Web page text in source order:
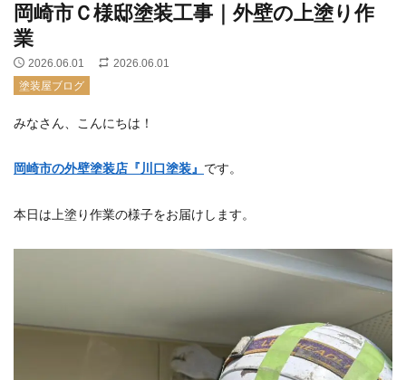
岡崎市Ｃ様邸塗装工事｜外壁の上塗り作
業
2026.06.01
2026.06.01
塗装屋ブログ
みなさん、こんにちは！
岡崎市の外壁塗装店『川口塗装』 です。
本日は上塗り作業の様子をお届けします。